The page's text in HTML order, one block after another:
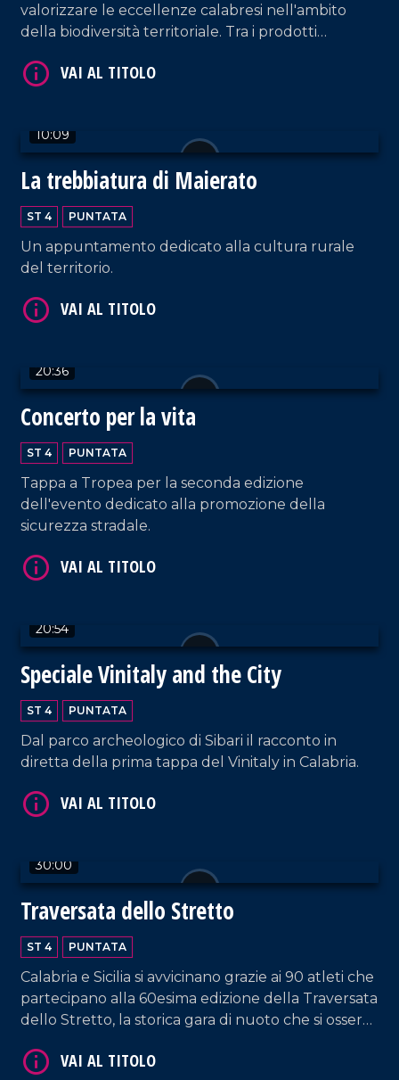
valorizzare le eccellenze calabresi nell'ambito
della biodiversità territoriale. Tra i prodotti
Terranova Sappo Minulio.
10:09
La trebbiatura di Maierato
ST 4 PUNTATA
Un appuntamento dedicato alla cultura rurale
del territorio.
20:36
Concerto per la vita
ST 4 PUNTATA
Tappa a Tropea per la seconda edizione
dell'evento dedicato alla promozione della
sicurezza stradale.
20:54
Speciale Vinitaly and the City
ST 4 PUNTATA
Dal parco archeologico di Sibari il racconto in
diretta della prima tappa del Vinitaly in Calabria.
30:00
Traversata dello Stretto
ST 4 PUNTATA
Calabria e Sicilia si avvicinano grazie ai 90 atleti che
partecipano alla 60esima edizione della Traversata
dello Stretto, la storica gara di nuoto che si osserva
VAI AL TITOLO
VAI AL TITOLO
VAI AL TITOLO
VAI AL TITOLO